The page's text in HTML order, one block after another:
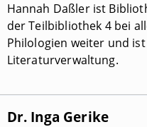
Hannah Daßler ist
der Teilbibliothek 4 bei
Philologien weiter und
Literaturverwaltung.
Dr. Inga Gerike